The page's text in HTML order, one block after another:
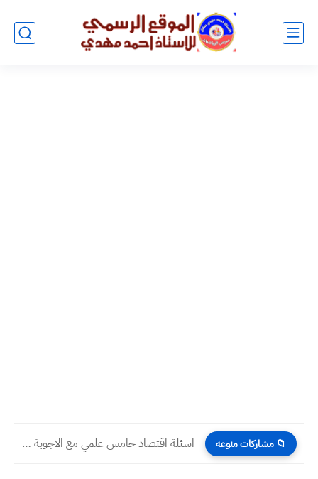
📁 مشاركات منوعه اسئلة اقتصاد خامس علمي مع الاجوبة امتحان نصف السنة